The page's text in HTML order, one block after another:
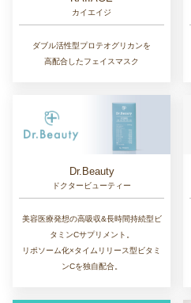
カイエイジ
ダブル活性型プロテオグリカンを
高配合したフェイスマスク
Dr.Beauty
ドクタービューティー
美容医療発想の高吸収&長時間持続型ビ
タミンCサプリメント。
リポソーム化×タイムリリース型ビタミ
ンCを独自配合。